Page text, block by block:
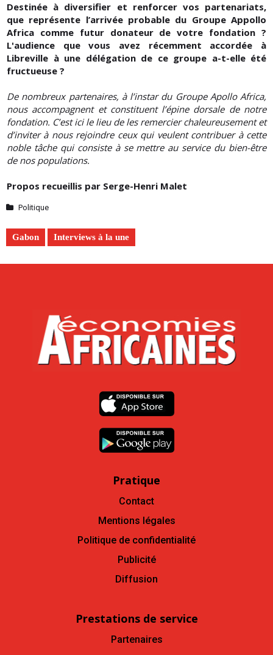
Destinée à diversifier et renforcer vos partenariats,
que représente l’arrivée probable du Groupe Appollo
Africa comme futur donateur de votre fondation ?
L'audience que vous avez récemment accordée à
Libreville à une délégation de ce groupe a-t-elle été
fructueuse ?
De nombreux partenaires, à l’instar du Groupe Apollo Africa,
nous accompagnent et constituent l’épine dorsale de notre
fondation. C’est ici le lieu de les remercier chaleureusement et
d’inviter à nous rejoindre ceux qui veulent contribuer à cette
noble tâche qui consiste à se mettre au service du bien-être
de nos populations.
Propos recueillis par Serge-Henri Malet
Politique
Gabon Interviews à la une
Pratique
Contact
Mentions légales
Politique de confidentialité
Publicité
Diffusion
Prestations de service
Partenaires